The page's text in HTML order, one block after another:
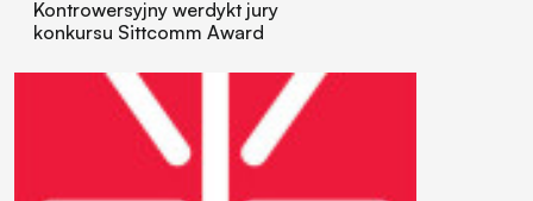
Kontrowersyjny werdykt jury
konkursu Sittcomm Award